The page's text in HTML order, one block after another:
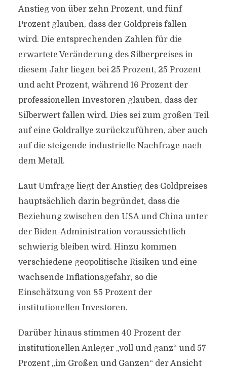
Anstieg von über zehn Prozent, und fünf
Prozent glauben, dass der Goldpreis fallen
wird. Die entsprechenden Zahlen für die
erwartete Veränderung des Silberpreises in
diesem Jahr liegen bei 25 Prozent, 25 Prozent
und acht Prozent, während 16 Prozent der
professionellen Investoren glauben, dass der
Silberwert fallen wird. Dies sei zum großen Teil
auf eine Goldrallye zurückzuführen, aber auch
auf die steigende industrielle Nachfrage nach
dem Metall.
Laut Umfrage liegt der Anstieg des Goldpreises
hauptsächlich darin begründet, dass die
Beziehung zwischen den USA und China unter
der Biden-Administration voraussichtlich
schwierig bleiben wird. Hinzu kommen
verschiedene geopolitische Risiken und eine
wachsende Inflationsgefahr, so die
Einschätzung von 85 Prozent der
institutionellen Investoren.
Darüber hinaus stimmen 40 Prozent der
institutionellen Anleger „voll und ganz“ und 57
Prozent „im Großen und Ganzen“ der Ansicht